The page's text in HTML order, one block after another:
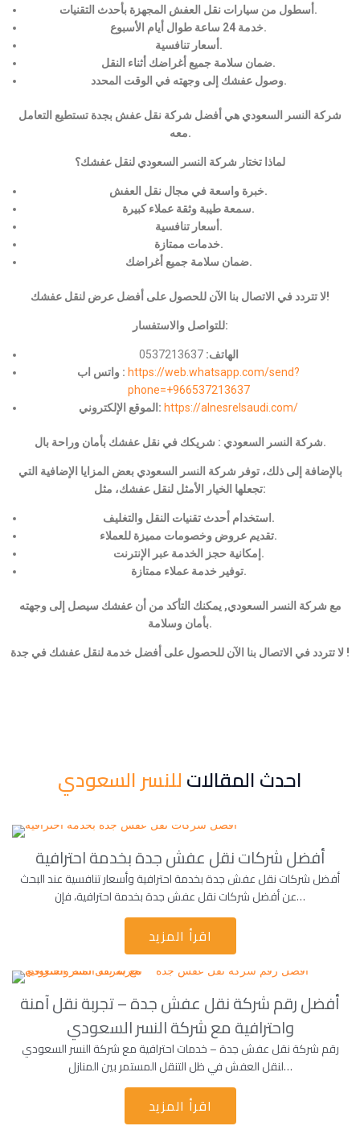
أسطول من سيارات نقل العفش المجهزة بأحدث التقنيات.
خدمة 24 ساعة طوال أيام الأسبوع.
أسعار تنافسية.
ضمان سلامة جميع أغراضك أثناء النقل.
وصول عفشك إلى وجهته في الوقت المحدد.
شركة النسر السعودي هي أفضل شركة نقل عفش بجدة تستطيع التعامل
معه.
لماذا تختار شركة النسر السعودي لنقل عفشك؟
خبرة واسعة في مجال نقل العفش.
سمعة طيبة وثقة عملاء كبيرة.
أسعار تنافسية.
خدمات ممتازة.
ضمان سلامة جميع أغراضك.
لا تتردد في الاتصال بنا الآن للحصول على أفضل عرض لنقل عفشك!
للتواصل والاستفسار:
الهاتف: 0537213637
واتس اب : https://web.whatsapp.com/send?
phone=+966537213637
الموقع الإلكتروني: https://alnesrelsaudi.com/
شركة النسر السعودي : شريكك في نقل عفشك بأمان وراحة بال.
بالإضافة إلى ذلك، توفر شركة النسر السعودي بعض المزايا الإضافية التي
تجعلها الخيار الأمثل لنقل عفشك، مثل:
استخدام أحدث تقنيات النقل والتغليف.
تقديم عروض وخصومات مميزة للعملاء.
إمكانية حجز الخدمة عبر الإنترنت.
توفير خدمة عملاء ممتازة.
مع شركة النسر السعودي, يمكنك التأكد من أن عفشك سيصل إلى وجهته
بأمان وسلامة.
لا تتردد في الاتصال بنا الآن للحصول على أفضل خدمة لنقل عفشك في جدة !
احدث المقالاتللنسر السعودي
أفضل شركات نقل عفش جدة بخدمة احترافية
أفضل شركات نقل عفش جدة بخدمة احترافية وأسعار تنافسية عند البحث
عن أفضل شركات نقل عفش جدة بخدمة احترافية، فإن…
اقرأ المزيد
أفضل رقم شركة نقل عفش جدة – تجربة نقل آمنة
واحترافية مع شركة النسر السعودي
رقم شركة نقل عفش جدة – خدمات احترافية مع شركة النسر السعودي
لنقل العفش في ظل التنقل المستمر بين المنازل…
اقرأ المزيد